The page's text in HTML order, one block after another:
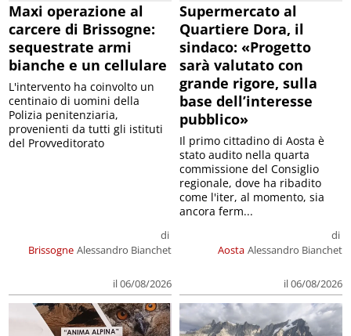
Maxi operazione al
carcere di Brissogne:
sequestrate armi
bianche e un cellulare
Brissogne
di
Alessandro Bianchet
il 06/08/2026
L'intervento ha coinvolto un
centinaio di uomini della
Polizia penitenziaria,
provenienti da tutti gli istituti
del Provveditorato
Supermercato al
Quartiere Dora, il
sindaco: «Progetto
sarà valutato con
grande rigore, sulla
base dell’interesse
pubblico»
Aosta
di
Alessandro Bianchet
il 06/08/2026
Il primo cittadino di Aosta è
stato audito nella quarta
commissione del Consiglio
regionale, dove ha ribadito
come l'iter, al momento, sia
ancora ferm...